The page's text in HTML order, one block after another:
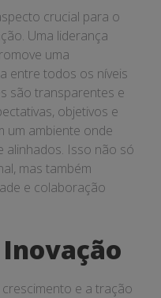
crucial para o
Uma liderança
uma
entre todos os níveis
são transparentes e
objetivos e
um ambiente onde
alinhados. Isso não só
mas também
e colaboração
e a tração